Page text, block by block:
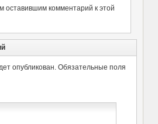
оставившим комментарий к этой
опубликован. Обязательные поля